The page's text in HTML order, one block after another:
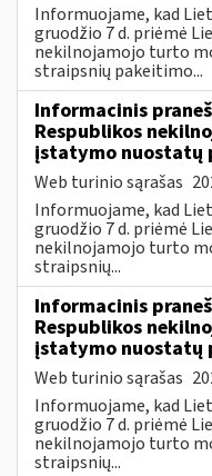
Informuojame, kad
gruodžio 7 d. priėmė
nekilnojamojo turto
straipsnių pakeitimo...
Informacinis
Respublikos
įstatymo nuostatų
Web turinio sąrašas
Informuojame, kad
gruodžio 7 d. priėmė
nekilnojamojo turto
straipsnių...
Informacinis
Respublikos
įstatymo nuostatų
Web turinio sąrašas
Informuojame, kad
gruodžio 7 d. priėmė
nekilnojamojo turto
straipsnių...